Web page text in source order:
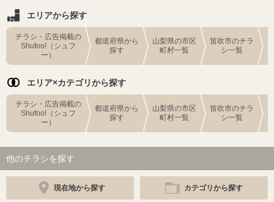
エリアから探す
チラシ・広告掲載の
Shufoo!（シュフ
ー）
都道府県から
探す
山梨県の市区
町村一覧
笛吹市のチラ
シ一覧
エリア×カテゴリから探す
チラシ・広告掲載の
Shufoo!（シュフ
ー）
都道府県から
探す
山梨県の市区
町村一覧
笛吹市のチラ
シ一覧
他のチラシを探す
現在地から探す カテゴリから探す